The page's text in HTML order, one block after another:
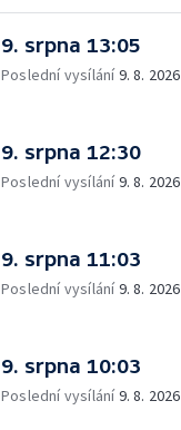
9. srpna 13:05
Poslední vysílání9. 8. 2026
9. srpna 12:30
Poslední vysílání9. 8. 2026
9. srpna 11:03
Poslední vysílání9. 8. 2026
9. srpna 10:03
Poslední vysílání9. 8. 2026